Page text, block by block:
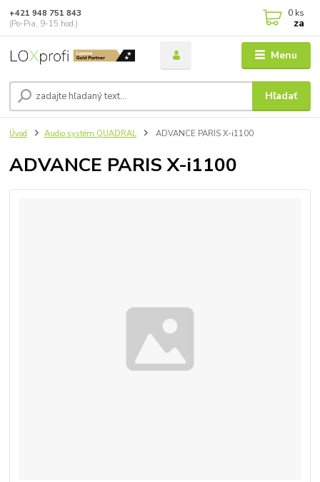
Menu
Hľadať
+421 948 751 843
(Po-Pia, 9-15 hod.)
0 ks
za
Úvod Audio systém QUADRAL ADVANCE PARIS X-i1100
ADVANCE PARIS X-i1100